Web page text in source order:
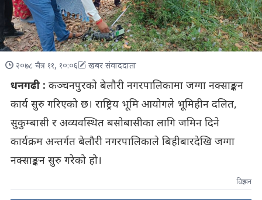
२०७८ चैत्र ११, १०:०६ खबर संवाददाता
धनगढी : कञ्चनपुरको बेलौरी नगरपालिकामा जग्गा नक्साङ्कन
कार्य सुरु गरिएको छ। राष्ट्रिय भूमि आयोगले भूमिहीन दलित,
सुकुम्बासी र अव्यवस्थित बसोबासीका लागि जमिन दिने
कार्यक्रम अन्तर्गत बेलौरी नगरपालिकाले बिहीबारदेखि जग्गा
नक्साङ्कन सुरु गरेको हो।
विज्ञापन